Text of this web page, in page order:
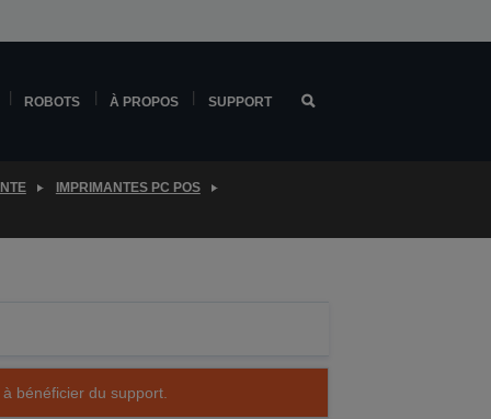
ROBOTS À PROPOS SUPPORT
IMPRIMANTES PC POS
bénéficier du support.